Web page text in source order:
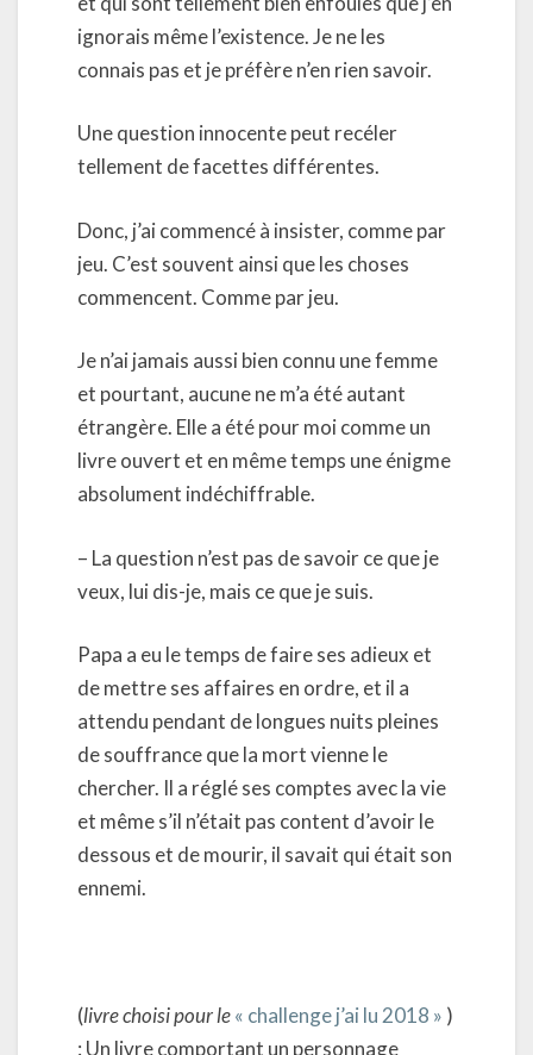
ignorais même l’existence. Je ne les
connais pas et je préfère n’en rien savoir.
Une question innocente peut recéler
tellement de facettes différentes.
Donc, j’ai commencé à insister, comme par
jeu. C’est souvent ainsi que les choses
commencent. Comme par jeu.
Je n’ai jamais aussi bien connu une femme
et pourtant, aucune ne m’a été autant
étrangère. Elle a été pour moi comme un
livre ouvert et en même temps une énigme
absolument indéchiffrable.
– La question n’est pas de savoir ce que je
veux, lui dis-je, mais ce que je suis.
Papa a eu le temps de faire ses adieux et
de mettre ses affaires en ordre, et il a
attendu pendant de longues nuits pleines
de souffrance que la mort vienne le
chercher. Il a réglé ses comptes avec la vie
et même s’il n’était pas content d’avoir le
dessous et de mourir, il savait qui était son
ennemi.
(livre choisi pour le« challenge j’ai lu 2018 » )
: Un livre comportant un personnage